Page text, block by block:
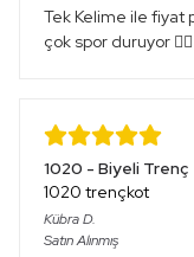
Tek Kelime ile fiyat
çok spor duruyor 👍🏻
1020 - Biyeli Trenç
1020 trençkot
KübraD.
Satın Alınmış